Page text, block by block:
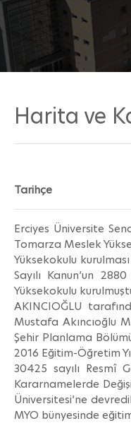
Harita ve
Tarihçe
Erciyes Üniversite
Tomarza Meslek
Yüksekokulu
Sayılı Kanun’un
Yüksekokulu
AKINCIOĞLU
Mustafa Akıncıoğlu
Şehir Planlama
2016 Eğitim-Öğretim
30425 sayılı Resmî
Kararnamelerde
Üniversitesi’ne
MYO bünyesinde